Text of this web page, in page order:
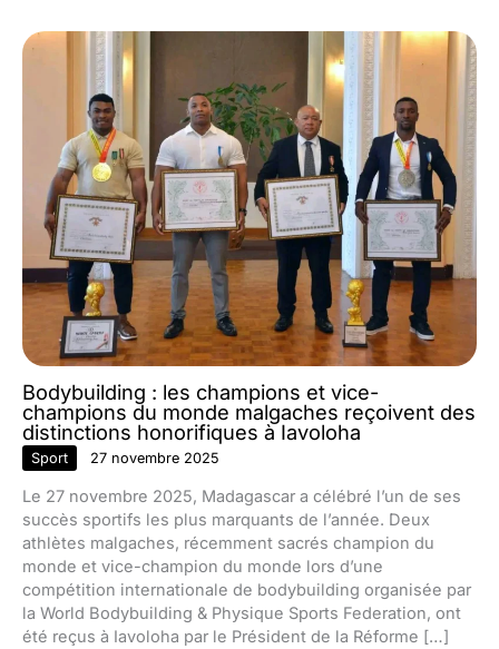
Bodybuilding : les champions et vice-
champions du monde malgaches reçoivent des
distinctions honorifiques à Iavoloha
Sport 27 novembre 2025
Le 27 novembre 2025, Madagascar a célébré l’un de ses
succès sportifs les plus marquants de l’année. Deux
athlètes malgaches, récemment sacrés champion du
monde et vice-champion du monde lors d’une
compétition internationale de bodybuilding organisée par
la World Bodybuilding & Physique Sports Federation, ont
été reçus à Iavoloha par le Président de la Réforme […]